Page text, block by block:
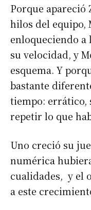
Suscribirme
Dirección de
Apellidos
Número de teléfono
Porque apareció
hilos del equipo,
enloqueciendo a
su velocidad, y
esquema. Y
bastante
tiempo: errático,
repetir lo que
Uno creció su
numérica
cualidades, y el
a este